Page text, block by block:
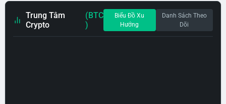
Trung Tâm
Crypto
(BTC
)
Biểu Đồ Xu
Hướng
Danh Sách Theo
Dõi